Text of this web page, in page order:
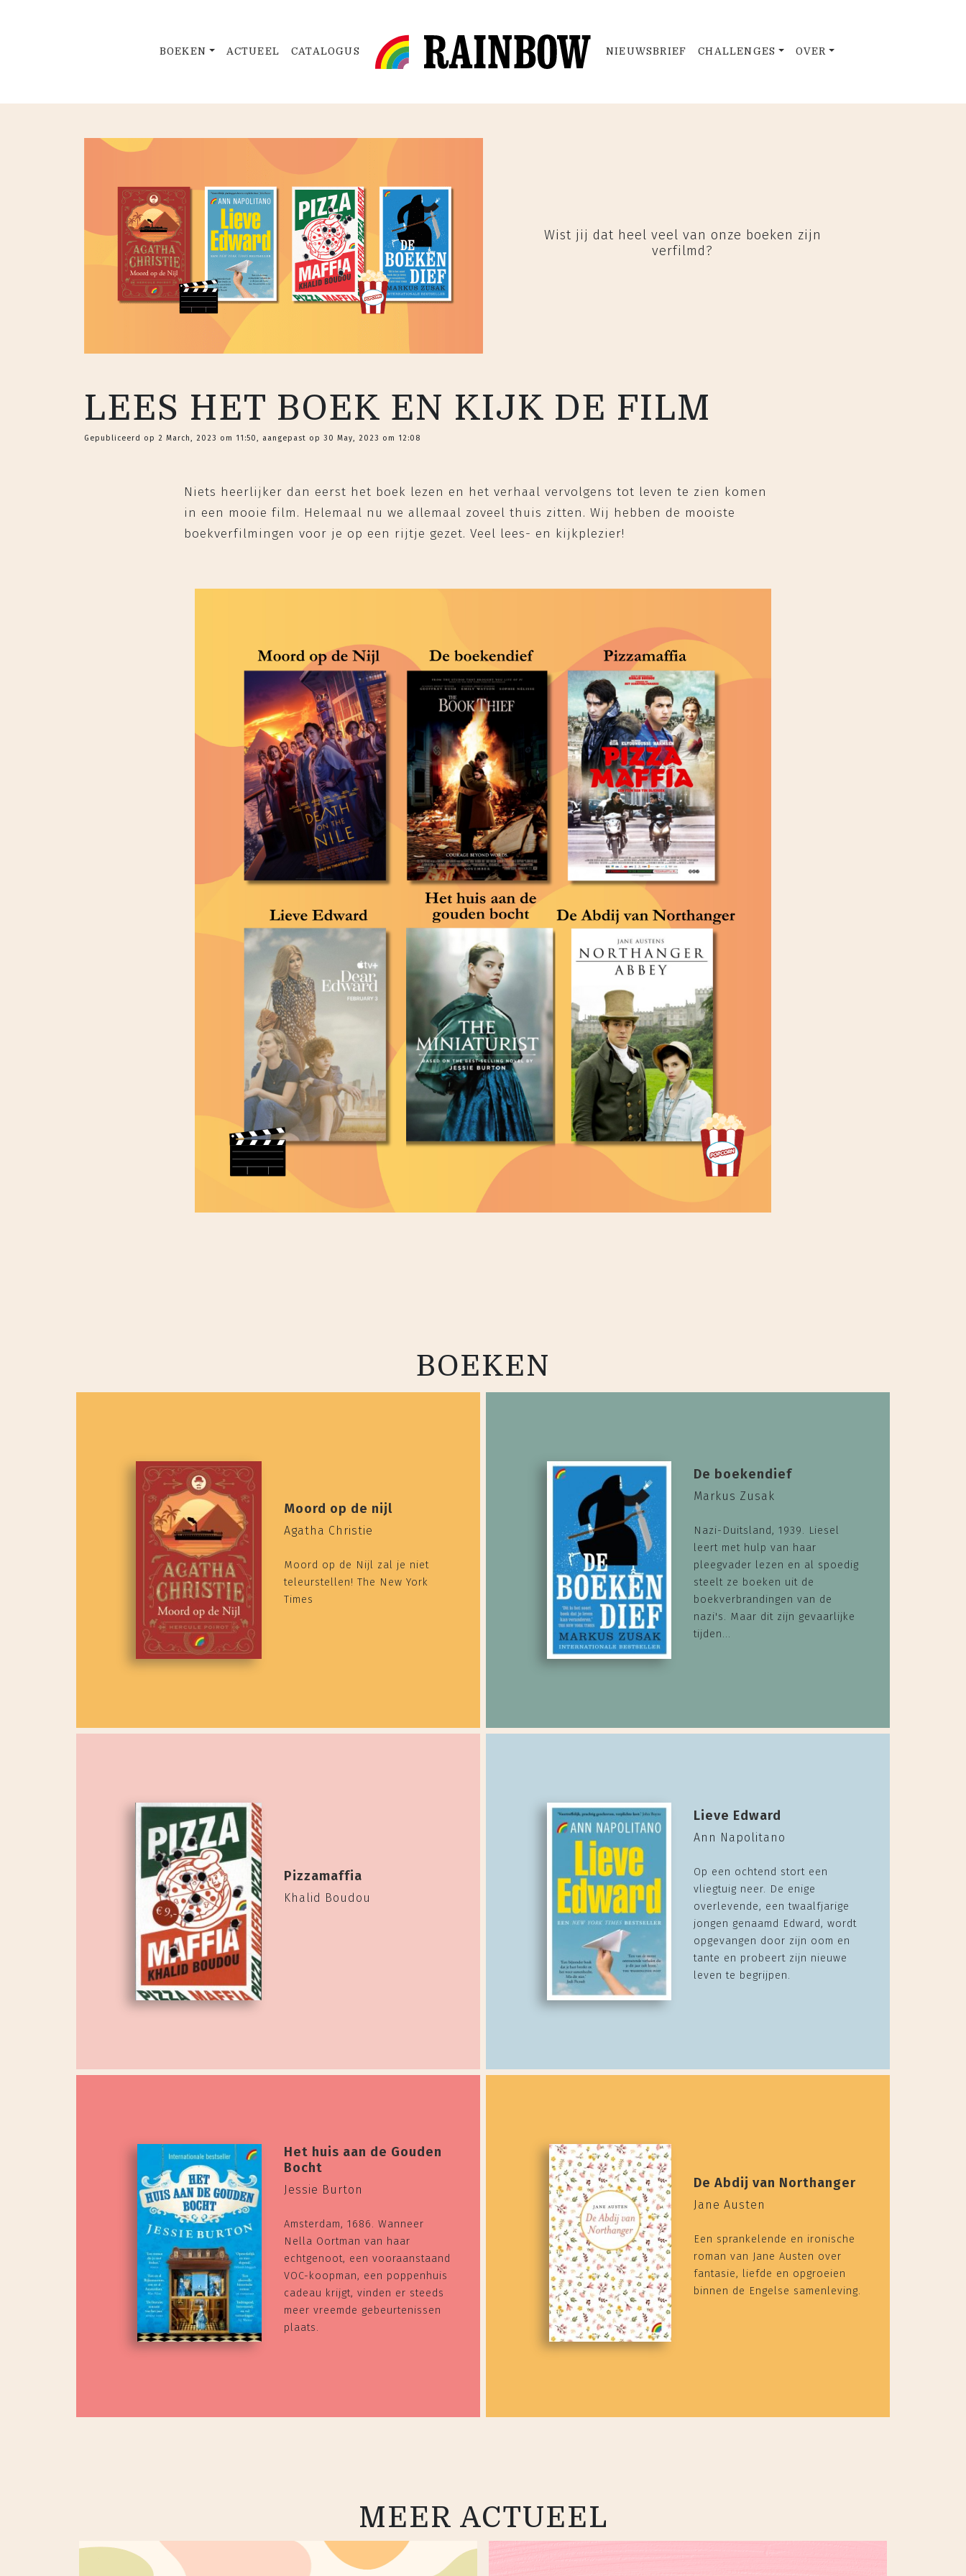
BOEKEN ACTUEEL CATALOGUS NIEUWSBRIEF CHALLENGES OVER
Wist jij dat heel veel van onze boeken zijn
verfilmd?
LEES HET BOEK EN KIJK DE FILM
Gepubliceerd op 2 March, 2023 om 11:50, aangepast op 30 May, 2023 om 12:08
Niets heerlijker dan eerst het boek lezen en het verhaal vervolgens tot leven te zien komen
in een mooie film. Helemaal nu we allemaal zoveel thuis zitten. Wij hebben de mooiste
boekverfilmingen voor je op een rijtje gezet. Veel lees- en kijkplezier!
BOEKEN
Moord op de nijl
Agatha Christie
Moord op de Nijl zal je niet
teleurstellen! The New York
Times
De boekendief
Markus Zusak
Nazi-Duitsland, 1939. Liesel
leert met hulp van haar
pleegvader lezen en al spoedig
steelt ze boeken uit de
boekverbrandingen van de
nazi's. Maar dit zijn gevaarlijke
tijden...
Pizzamaffia
Khalid Boudou
Lieve Edward
Ann Napolitano
Op een ochtend stort een
vliegtuig neer. De enige
overlevende, een twaalfjarige
jongen genaamd Edward, wordt
opgevangen door zijn oom en
tante en probeert zijn nieuwe
leven te begrijpen.
Het huis aan de Gouden
Bocht
Jessie Burton
Amsterdam, 1686. Wanneer
Nella Oortman van haar
echtgenoot, een vooraanstaand
VOC-koopman, een poppenhuis
cadeau krijgt, vinden er steeds
meer vreemde gebeurtenissen
plaats.
De Abdij van Northanger
Jane Austen
Een sprankelende en ironische
roman van Jane Austen over
fantasie, liefde en opgroeien
binnen de Engelse samenleving.
MEER ACTUEEL